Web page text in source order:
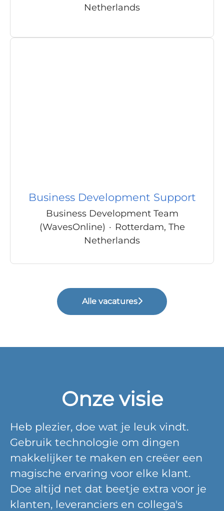
Netherlands
Business Development Support
Business Development Team
(WavesOnline) · Rotterdam, The
Netherlands
Alle vacatures
Onze visie
Heb plezier, doe wat je leuk vindt.
Gebruik technologie om dingen
makkelijker te maken en creëer een
magische ervaring voor elke klant.
Doe altijd net dat beetje extra voor je
klanten, leveranciers en collega's